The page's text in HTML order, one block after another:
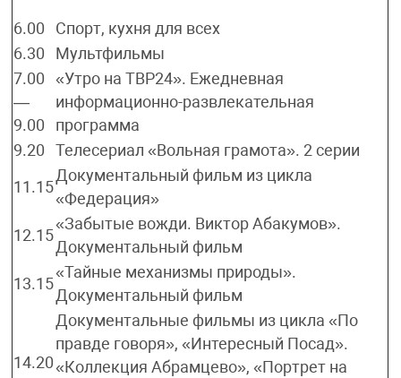
6.00
Спорт, кухня для всех
6.30
Мультфильмы
7.00
—
9.00
«Утро на ТВР24». Ежедневная
информационно-развлекательная
программа
9.20
Телесериал «Вольная грамота». 2 серии
11.15
Документальный фильм из цикла
«Федерация»
12.15
«Забытые вожди. Виктор Абакумов».
Документальный фильм
13.15
«Тайные механизмы природы».
Документальный фильм
14.20
Документальные фильмы из цикла «По
правде говоря», «Интересный Посад».
«Коллекция Абрамцево», «Портрет на